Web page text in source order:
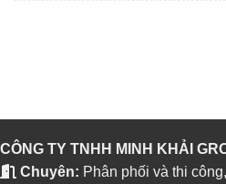
CÔNG TY TNHH MINH KHẢI
Chuyên: Phân phối và thi